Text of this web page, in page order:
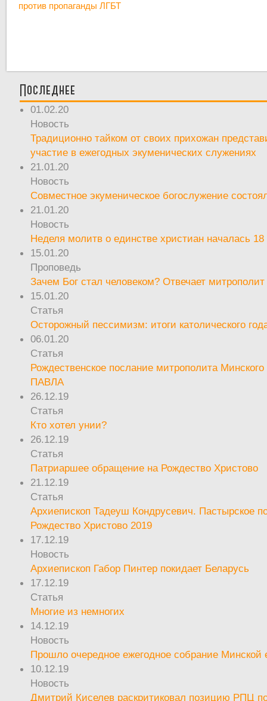
против пропаганды ЛГБТ
Последнее
01.02.20
Новость
Традиционно тайком от своих прихожан
участие в ежегодных экуменических служениях
21.01.20
Новость
Совместное экуменическое богослужение
21.01.20
Новость
Неделя молитв о единстве христиан началась 18
15.01.20
Проповедь
Зачем Бог стал человеком? Отвечает
15.01.20
Статья
Осторожный пессимизм: итоги католического
06.01.20
Статья
Рождественское послание митрополита Минского
ПАВЛА
26.12.19
Статья
Кто хотел унии?
26.12.19
Статья
Патриаршее обращение на Рождество Христово
21.12.19
Статья
Архиепископ Тадеуш Кондрусевич. Пастырское
Рождество Христово 2019
17.12.19
Новость
Архиепископ Габор Пинтер покидает Беларусь
17.12.19
Статья
Многие из немногих
14.12.19
Новость
Прошло очередное ежегодное собрание
10.12.19
Новость
Дмитрий Киселев раскритиковал позицию РПЦ